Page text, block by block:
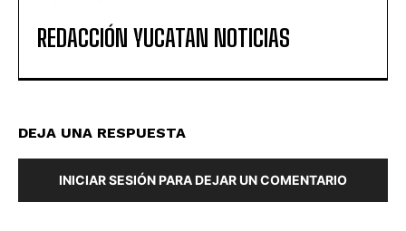
REDACCIÓN YUCATAN NOTICIAS
DEJA UNA RESPUESTA
INICIAR SESIÓN PARA DEJAR UN COMENTARIO